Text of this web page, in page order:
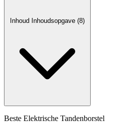
Inhoud Inhoudsopgave (8)
Beste Elektrische Tandenborstel